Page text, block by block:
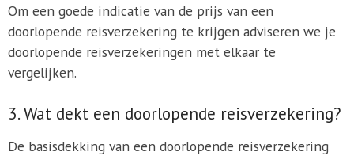
Om een goede indicatie van de prijs van een
doorlopende reisverzekering te krijgen adviseren we je
doorlopende reisverzekeringen met elkaar te
vergelijken.
3. Wat dekt een doorlopende reisverzekering?
De basisdekking van een doorlopende reisverzekering